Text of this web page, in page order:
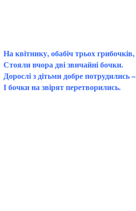
На квітнику, обабіч трьох грибочків,
Стояли вчора дві звичайні бочки.
Дорослі з дітьми добре потрудились –
І бочки на звірят перетворились.